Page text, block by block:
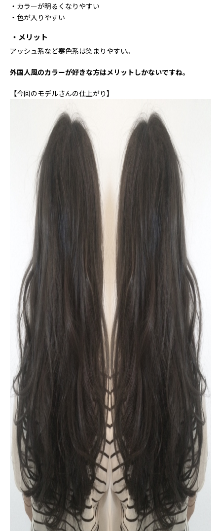
・カラーが明るくなりやすい
・色が入りやすい
メリット
アッシュ系など寒色系は染まりやすい。
外国人風のカラーが好きな方はメリットしかないですね。
【今回のモデルさんの仕上がり】